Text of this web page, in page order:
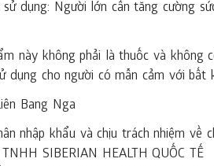
dụng: Người lớn cần tăng cường
này không phải là thuốc và không
dụng cho người có mẫn cảm với bất
Bang Nga
nhập khẩu và chịu trách nhiệm về
SIBERIAN HEALTH QUỐC TẾ